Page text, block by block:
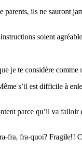
ils ne sauront
soient
je te considère comme
s’il est difficile à
parce qu’il va
fra-quoi? Fragile!!